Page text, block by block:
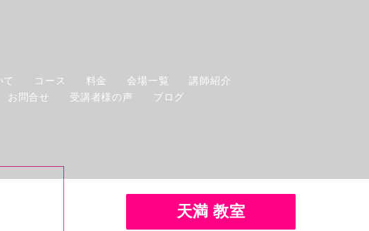
コース 料金 会場一覧
講師紹介
お問合せ 受講者様の声 ブログ
天満 教室